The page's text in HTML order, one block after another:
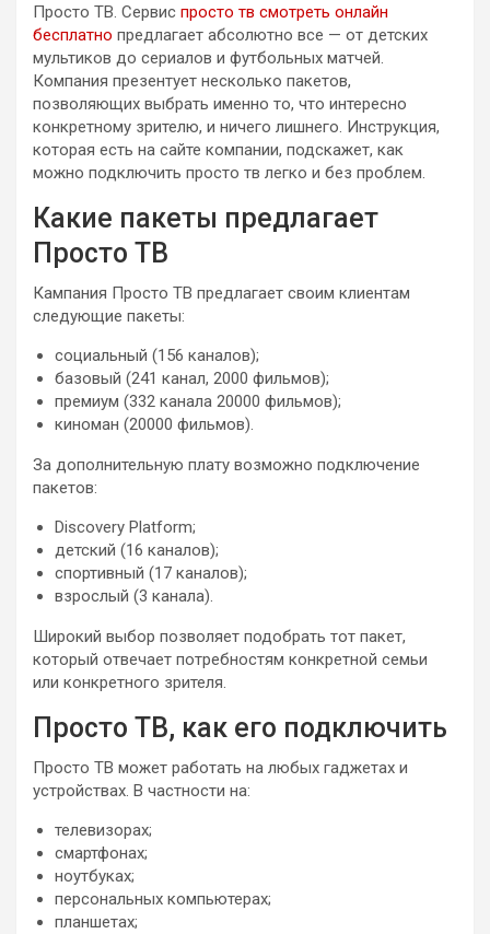
Просто ТВ. Сервис просто тв смотреть онлайн
бесплатно предлагает абсолютно все — от детских
мультиков до сериалов и футбольных матчей.
Компания презентует несколько пакетов,
позволяющих выбрать именно то, что интересно
конкретному зрителю, и ничего лишнего. Инструкция,
которая есть на сайте компании, подскажет, как
можно подключить просто тв легко и без проблем.
Какие пакеты предлагает
Просто ТВ
Кампания Просто ТВ предлагает своим клиентам
следующие пакеты:
социальный (156 каналов);
базовый (241 канал, 2000 фильмов);
премиум (332 канала 20000 фильмов);
киноман (20000 фильмов).
За дополнительную плату возможно подключение
пакетов:
Discovery Platform;
детский (16 каналов);
спортивный (17 каналов);
взрослый (3 канала).
Широкий выбор позволяет подобрать тот пакет,
который отвечает потребностям конкретной семьи
или конкретного зрителя.
Просто ТВ, как его подключить
Просто ТВ может работать на любых гаджетах и
устройствах. В частности на:
телевизорах;
смартфонах;
ноутбуках;
персональных компьютерах;
планшетах;